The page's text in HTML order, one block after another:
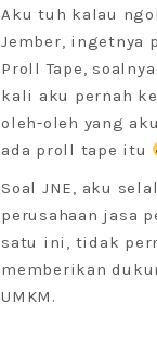
Aku tuh kalau
Jember, ingetnya
Proll Tape,
kali aku pernah
oleh-oleh yang
ada proll tape itu
Soal JNE, aku
perusahaan jasa
satu ini, tidak
memberikan
UMKM.